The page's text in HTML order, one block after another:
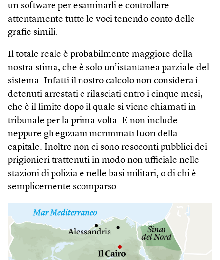
un soft­ware per esaminarli e controllare
attentamente tutte le voci tenendo conto delle
grafie simili.
Il totale reale è probabilmente maggiore della
nostra stima, che è solo un’istantanea parziale del
sistema. Infatti il nostro calcolo non considera i
detenuti arrestati e rilasciati entro i cinque mesi,
che è il limite dopo il quale si viene chiamati in
tribunale per la prima volta. E non include
neppure gli egiziani incriminati fuori della
capitale. Inoltre non ci sono resoconti pubblici dei
prigionieri trattenuti in modo non ufficiale nelle
stazioni di polizia e nelle basi militari, o di chi è
semplicemente scomparso.